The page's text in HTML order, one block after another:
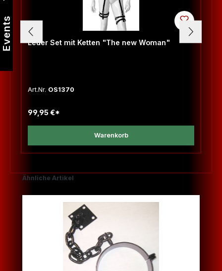
Leder Set mit Ketten "The new Woman"
Art.Nr. OS1370
99,95 €*
Warenkorb
Produktgalerie überspringen
Ähnliche Artikel
Events